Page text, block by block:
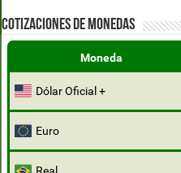
COTIZACIONES DE MONEDAS
Moneda
Dólar Oficial +
Euro